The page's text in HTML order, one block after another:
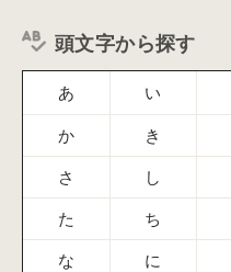
頭文字から探す
あ い
か き
さ し
た ち
な に